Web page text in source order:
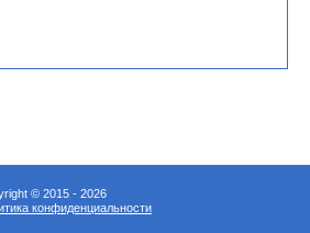
© 2015 - 2026
конфиденциальности